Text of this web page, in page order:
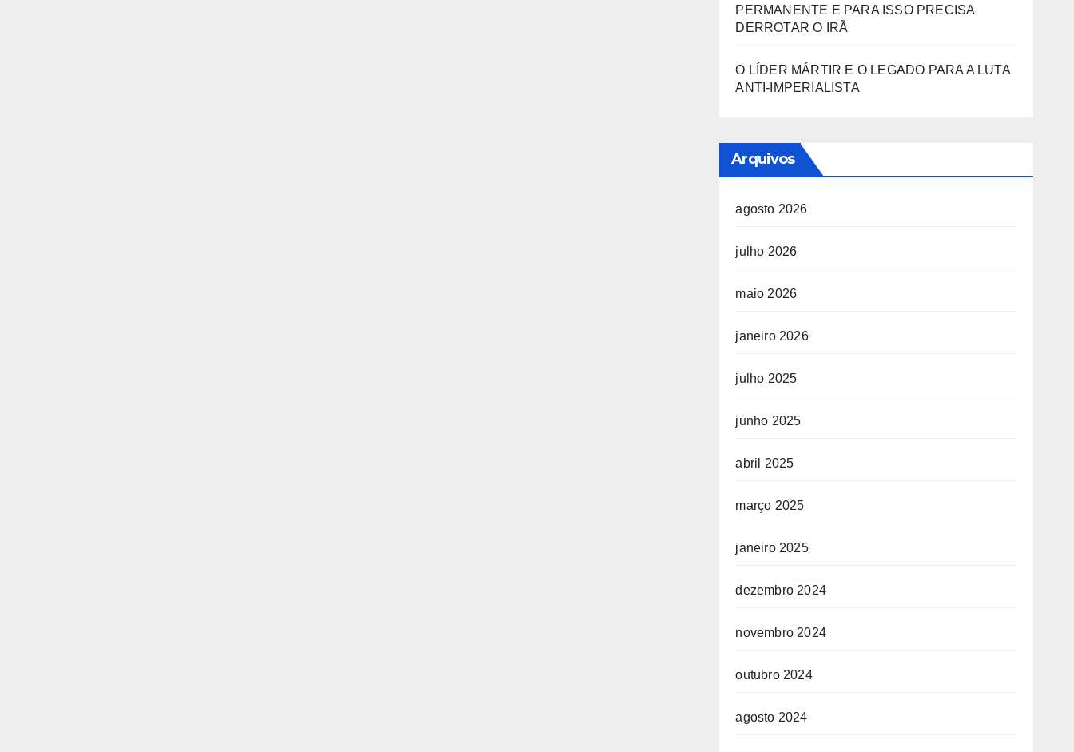
PERMANENTE E PARA ISSO PRECISA
DERROTAR O IRÃ
O LÍDER MÁRTIR E O LEGADO PARA A LUTA
ANTI-IMPERIALISTA
Arquivos
agosto 2026
julho 2026
maio 2026
janeiro 2026
julho 2025
junho 2025
abril 2025
março 2025
janeiro 2025
dezembro 2024
novembro 2024
outubro 2024
agosto 2024